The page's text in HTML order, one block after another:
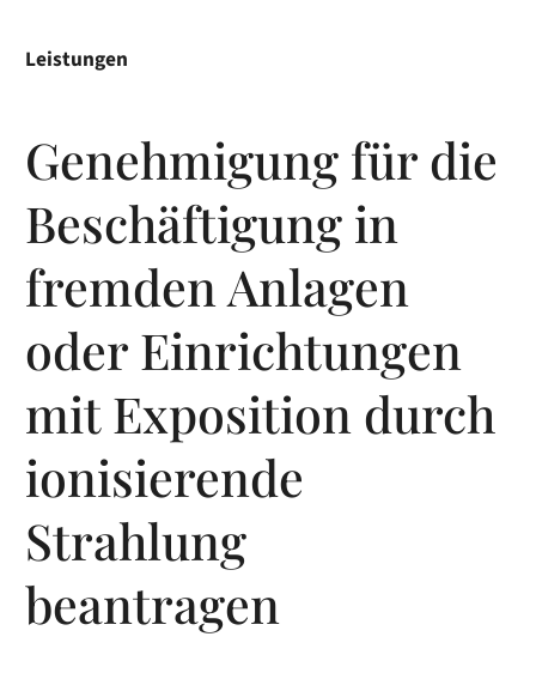
Leistungen
Genehmigung für die
Beschäftigung in
fremden Anlagen
oder Einrichtungen
mit Exposition durch
ionisierende
Strahlung
beantragen